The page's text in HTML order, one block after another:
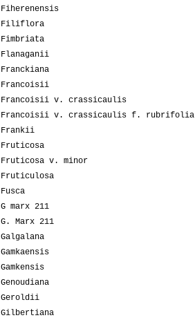
Fiherenensis
Filiflora
Fimbriata
Flanaganii
Franckiana
Francoisii
Francoisii v. crassicaulis
Francoisii v. crassicaulis f. rubrifolia
Frankii
Fruticosa
Fruticosa v. minor
Fruticulosa
Fusca
G marx 211
G. Marx 211
Galgalana
Gamkaensis
Gamkensis
Genoudiana
Geroldii
Gilbertiana